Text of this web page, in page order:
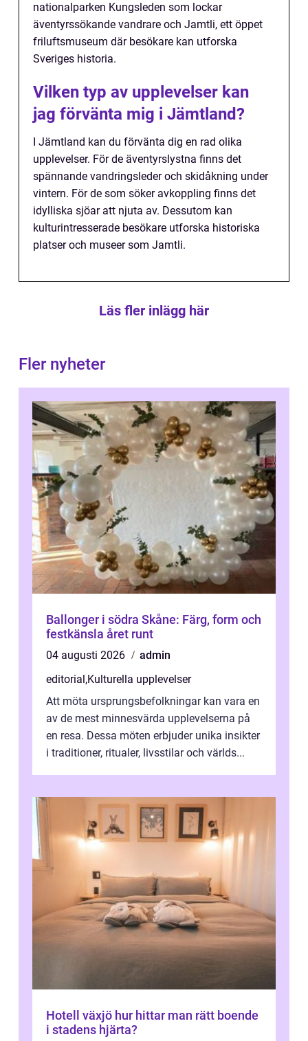
nationalparken Kungsleden som lockar
äventyrssökande vandrare och Jamtli, ett öppet
friluftsmuseum där besökare kan utforska
Sveriges historia.
Vilken typ av upplevelser kan
jag förvänta mig i Jämtland?
I Jämtland kan du förvänta dig en rad olika
upplevelser. För de äventyrslystna finns det
spännande vandringsleder och skidåkning under
vintern. För de som söker avkoppling finns det
idylliska sjöar att njuta av. Dessutom kan
kulturintresserade besökare utforska historiska
platser och museer som Jamtli.
Läs fler inlägg här
Fler nyheter
Ballonger i södra Skåne: Färg, form och
festkänsla året runt
04 augusti 2026
admin
editorial ,Kulturella upplevelser
Att möta ursprungsbefolkningar kan vara en
av de mest minnesvärda upplevelserna på
en resa. Dessa möten erbjuder unika insikter
i traditioner, ritualer, livsstilar och världs...
Hotell växjö hur hittar man rätt boende
i stadens hjärta?